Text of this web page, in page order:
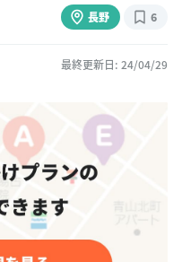
長野 6
最終更新日: 24/04/29